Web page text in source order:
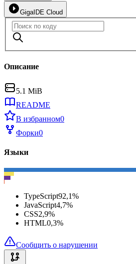
GigaIDE Cloud
Описание
5.1 MiB
README
В избранном0
Форки0
Языки
TypeScript92,1%
JavaScript4,7%
CSS2,9%
HTML0,3%
Сообщить о нарушении